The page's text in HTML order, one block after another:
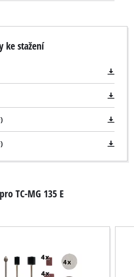
ke stažení
TC-MG 135 E